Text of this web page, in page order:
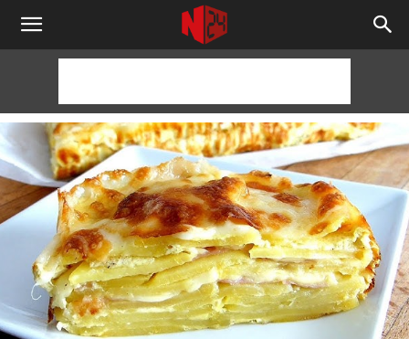
NOTICIAS
HORAS